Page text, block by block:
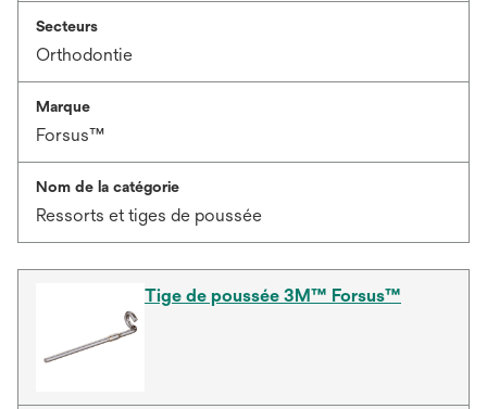
Secteurs
Orthodontie
Marque
Forsus™
Nom de la catégorie
Ressorts et tiges de poussée
Tige de poussée 3M™ Forsus™